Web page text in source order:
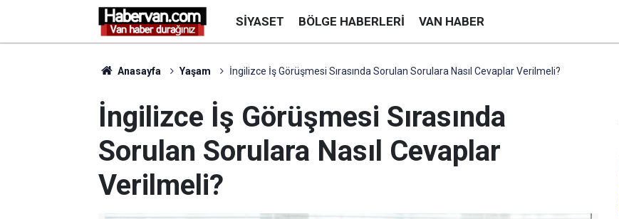
SIYASET BÖLGE HABERLERI VAN HABER
Anasayfa Yaşam İngilizce İş Görüşmesi Sırasında Sorulan Sorulara Nasıl Cevaplar Verilmeli?
İngilizce İş Görüşmesi Sırasında
Sorulan Sorulara Nasıl Cevaplar
Verilmeli?